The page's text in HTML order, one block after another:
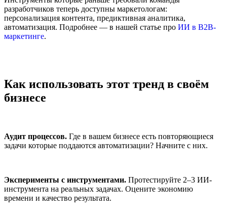
разработчиков теперь доступны маркетологам:
персонализация контента, предиктивная аналитика,
автоматизация. Подробнее — в нашей статье про ИИ в B2B-
маркетинге.
Как использовать этот тренд в своём
бизнесе
Аудит процессов. Где в вашем бизнесе есть повторяющиеся
задачи которые поддаются автоматизации? Начните с них.
Эксперименты с инструментами. Протестируйте 2–3 ИИ-
инструмента на реальных задачах. Оцените экономию
времени и качество результата.